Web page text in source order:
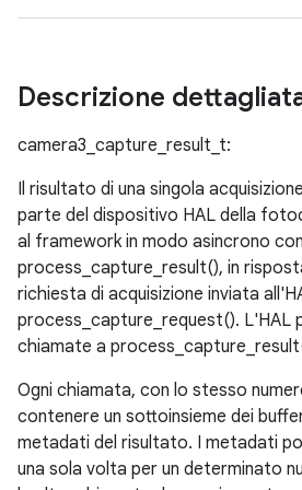
Descrizione
camera3_capture_result_t:
Il risultato di una singola
parte del dispositivo HAL della
al framework in modo asincrono con
process_capture_result(), in
richiesta di acquisizione inviata
process_capture_request(). L'HAL
chiamate a
Ogni chiamata, con lo stesso
contenere un sottoinsieme dei
metadati del risultato. I metadati
una sola volta per un determinato